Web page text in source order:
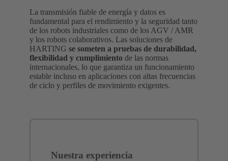
La transmisión fiable de energía y datos es
fundamental para el rendimiento y la seguridad tanto
de los robots industriales como de los AGV / AMR
y los robots colaborativos. Las soluciones de
HARTING se someten a pruebas de durabilidad,
flexibilidad y cumplimiento de las normas
internacionales, lo que garantiza un funcionamiento
estable incluso en aplicaciones con altas frecuencias
de ciclo y perfiles de movimiento exigentes.
Nuestra experiencia